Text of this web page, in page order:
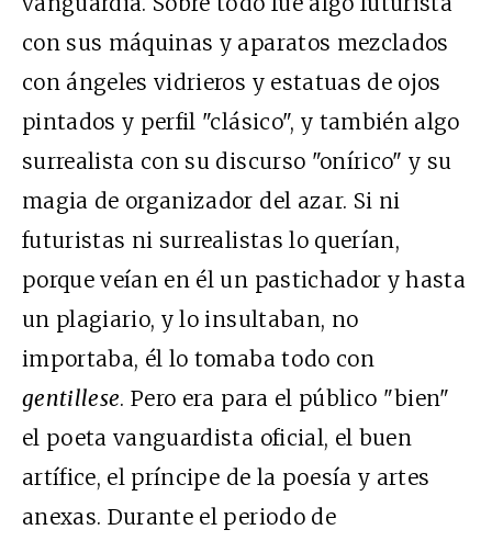
con sus máquinas y aparatos mezclados
con ángeles vidrieros y estatuas de ojos
pintados y perfil "clásico", y también algo
surrealista con su discurso "onírico" y su
magia de organizador del azar. Si ni
futuristas ni surrealistas lo querían,
porque veían en él un pastichador y hasta
un plagiario, y lo insultaban, no
importaba, él lo tomaba todo con
gentillese. Pero era para el público "bien"
el poeta vanguardista oficial, el buen
artífice, el príncipe de la poesía y artes
anexas. Durante el periodo de